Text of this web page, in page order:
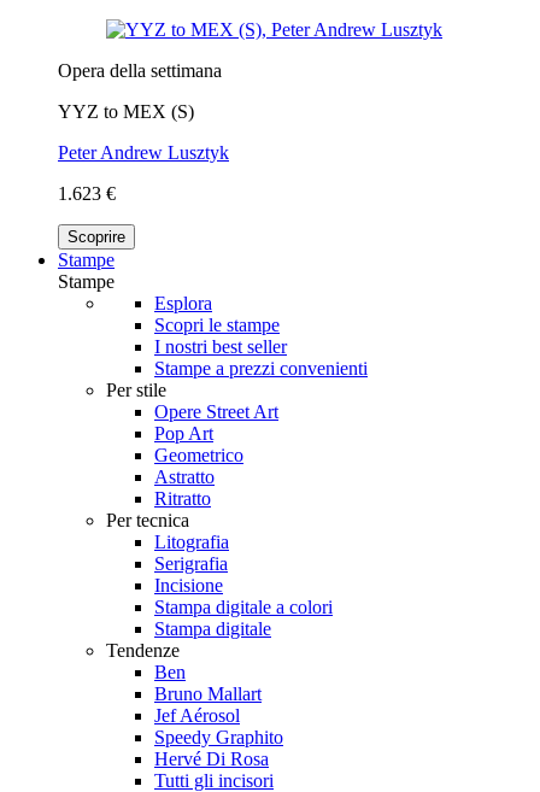
Opera della settimana
YYZ to MEX (S)
Peter Andrew Lusztyk
1.623 €
Scoprire
Stampe
Stampe
Esplora
Scopri le stampe
I nostri best seller
Stampe a prezzi convenienti
Per stile
Opere Street Art
Pop Art
Geometrico
Astratto
Ritratto
Per tecnica
Litografia
Serigrafia
Incisione
Stampa digitale a colori
Stampa digitale
Tendenze
Ben
Bruno Mallart
Jef Aérosol
Speedy Graphito
Hervé Di Rosa
Tutti gli incisori